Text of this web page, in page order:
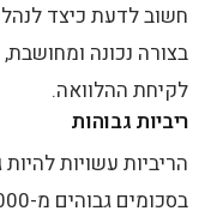
חשוב לדעת כיצד
בצורה נכונה
לקיחת ההלוואה.
ריביות גבוהות
הריביות עשויות